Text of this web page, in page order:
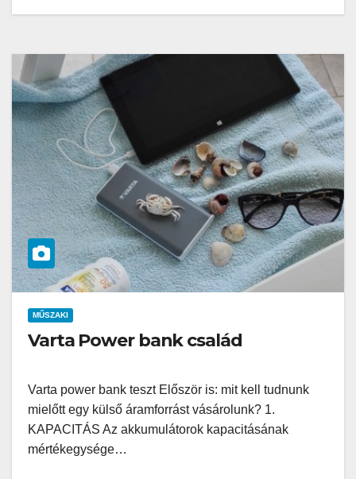
MŰSZAKI
Varta Power bank család
Varta power bank teszt Először is: mit kell tudnunk
mielőtt egy külső áramforrást vásárolunk? 1.
KAPACITÁS Az akkumulátorok kapacitásának
mértékegysége…